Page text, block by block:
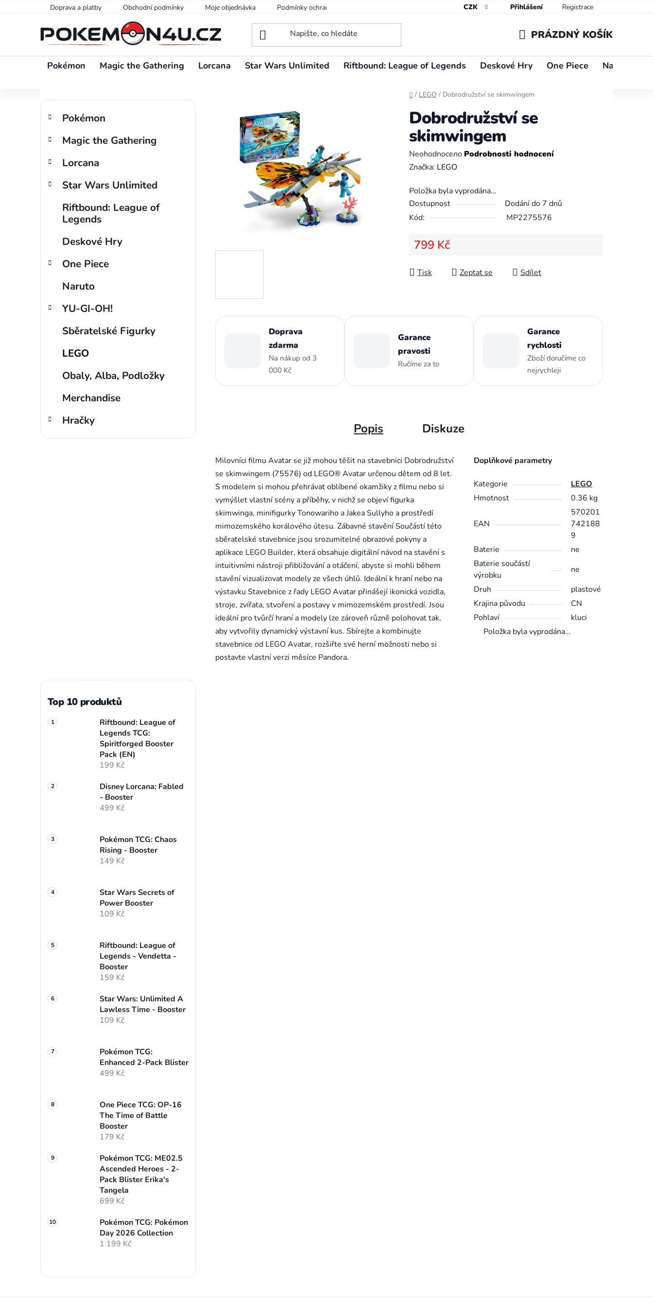
Doprava a platby Obchodní podmínky Moje objednávka Podmínky ochrany osobních údajů CZK Přihlášení Registrace
KOŠÍK
PRÁZDNÝ KOŠÍK
Pokémon Magic the Gathering Lorcana Star Wars Unlimited Riftbound: League of Legends Deskové Hry One Piece Naruto
Domů
/ LEGO / Dobrodružství se skimwingem
P Přeskočit
kategorie
K
a
e
o
i
Pokémon
Magic the Gathering
Lorcana
Star Wars Unlimited
Riftbound: League of
Legends
Deskové Hry
One Piece
Naruto
YU-GI-OH!
Sběratelské Figurky
LEGO
Obaly, Alba, Podložky
Merchandise
Hračky
Top 10 produktů
Riftbound: League of
Legends TCG:
Spiritforged Booster
Pack (EN)
199 Kč
Disney Lorcana: Fabled
- Booster
499 Kč
Pokémon TCG: Chaos
Rising - Booster
149 Kč
Star Wars Secrets of
Power Booster
109 Kč
Riftbound: League of
Legends - Vendetta -
Booster
159 Kč
Star Wars: Unlimited A
Lawless Time - Booster
109 Kč
Pokémon TCG:
Enhanced 2-Pack Blister
499 Kč
One Piece TCG: OP-16
The Time of Battle
Booster
179 Kč
Pokémon TCG: ME02.5
Ascended Heroes - 2-
Pack Blister Erika's
Tangela
699 Kč
Pokémon TCG: Pokémon
Day 2026 Collection
1 199 Kč
Dobrodružství se
skimwingem
Průměrné
hodnocení
je
0,0
z
hvězdiček.
Neohodnoceno Podrobnosti hodnocení
Značka: LEGO
Položka byla vyprodána…
Dostupnost
Dodání do 7 dnů
Kód:
MP2275576
799 Kč
Tisk
Zeptat se Sdílet
Doprava
zdarma
Na nákup od 3
000 Kč
Garance
pravosti
Ručíme za to
Garance
rychlosti
Zboží doručíme co
nejrychleji
Popis Diskuze
Milovníci filmu Avatar se již mohou těšit na stavebnici Dobrodružství
se skimwingem (75576) od LEGO® Avatar určenou dětem od 8 let.
S modelem si mohou přehrávat oblíbené okamžiky z filmu nebo si
vymýšlet vlastní scény a příběhy, v nichž se objeví figurka
skimwinga, minifigurky Tonowariho a Jakea Sullyho a prostředí
mimozemského korálového útesu. Zábavné stavění Součástí této
sběratelské stavebnice jsou srozumitelné obrazové pokyny a
aplikace LEGO Builder, která obsahuje digitální návod na stavění s
intuitivními nástroji přibližování a otáčení, abyste si mohli během
stavění vizualizovat modely ze všech úhlů. Ideální k hraní nebo na
výstavku Stavebnice z řady LEGO Avatar přinášejí ikonická vozidla,
stroje, zvířata, stvoření a postavy v mimozemském prostředí. Jsou
ideální pro tvůrčí hraní a modely lze zároveň různě polohovat tak,
aby vytvořily dynamický výstavní kus. Sbírejte a kombinujte
stavebnice od LEGO Avatar, rozšiřte své herní možnosti nebo si
postavte vlastní verzi měsíce Pandora.
Doplňkové parametry
Kategorie
LEGO
Hmotnost
0.36 kg
EAN
570201
742188
9
Baterie
ne
Baterie součástí
výrobku
ne
Druh
plastové
Krajina původu
CN
Pohlaví
kluci
Položka byla vyprodána…